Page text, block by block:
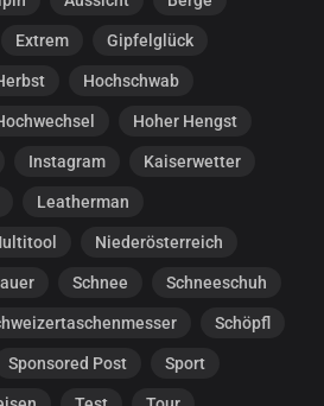
Extrem Gipfelglück
Hochschwab
Hoher Hengst
Instagram Kaiserwetter
Leatherman
Niederösterreich
Schnee Schneeschuh
Schöpfl
Sponsored Post Sport